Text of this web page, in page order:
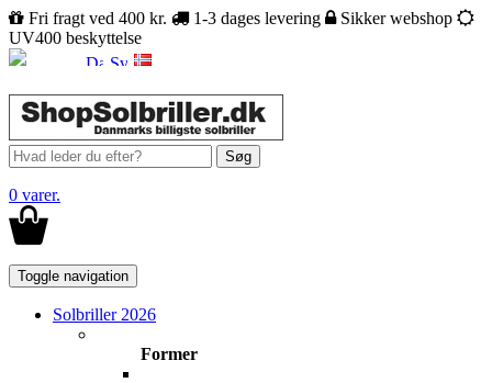
Fri fragt ved 400 kr. 1-3 dages levering
Sikker webshop
UV400 beskyttelse
Søg
0 varer.
Toggle navigation
Solbriller 2026
Former